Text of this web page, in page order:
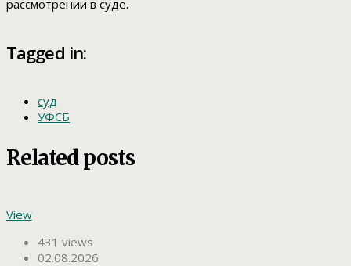
рассмотрении в суде.
Tagged in:
суд
УФСБ
Related posts
View
431 views
02.08.2026